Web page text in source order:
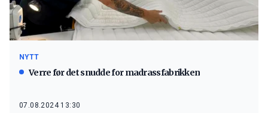
NYTT
Verre før det snudde for madrassfabrikken
07.08.2024 13:30